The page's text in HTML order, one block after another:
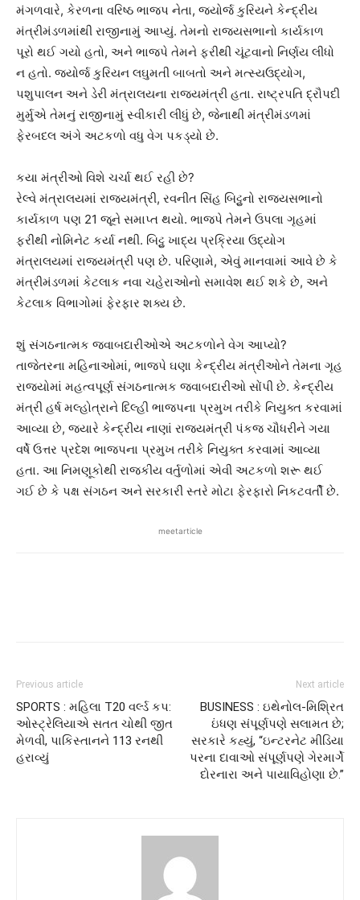
મંગળવારે, કેરળના વરિષ્ઠ ભાજપ નેતા, જ્યોર્જ કુરિયને કેન્દ્રીય
મંત્રીમંડળમાંથી રાજીનામું આપ્યું. તેમનો રાજ્યસભાનો કાર્યકાળ
પૂરો થઈ ગયો હતો, અને ભાજપે તેમને ફરીથી ચૂંટવાનો નિર્ણય લીધો
ન હતો. જ્યોર્જ કુરિયન લઘુમતી બાબતો અને મત્સ્યઉદ્યોગ,
પશુપાલન અને ડેરી મંત્રાલયના રાજ્યમંત્રી હતા. રાષ્ટ્રપતિ દ્રૌપદી
મુર્મુએ તેમનું રાજીનામું સ્વીકારી લીધું છે, જેનાથી મંત્રીમંડળમાં
ફેરબદલ અંગે અટકળો વધુ વેગ પકડ્યો છે.
કયા મંત્રીઓ વિશે ચર્ચા થઈ રહી છે?
રેલ્વે મંત્રાલયમાં રાજ્યમંત્રી, રવનીત સિંહ બિટ્ટુનો રાજ્યસભાનો
કાર્યકાળ પણ 21 જૂને સમાપ્ત થયો. ભાજપે તેમને ઉપલા ગૃહમાં
ફરીથી નોમિનેટ કર્યા નથી. બિટ્ટુ ખાદ્ય પ્રક્રિયા ઉદ્યોગ
મંત્રાલયમાં રાજ્યમંત્રી પણ છે. પરિણામે, એવું માનવામાં આવે છે કે
મંત્રીમંડળમાં કેટલાક નવા ચહેરાઓનો સમાવેશ થઈ શકે છે, અને
કેટલાક વિભાગોમાં ફેરફાર શક્ય છે.
શું સંગઠનાત્મક જવાબદારીઓએ અટકળોને વેગ આપ્યો?
તાજેતરના મહિનાઓમાં, ભાજપે ઘણા કેન્દ્રીય મંત્રીઓને તેમના ગૃહ
રાજ્યોમાં મહત્વપૂર્ણ સંગઠનાત્મક જવાબદારીઓ સોંપી છે. કેન્દ્રીય
મંત્રી હર્ષ મલ્હોત્રાને દિલ્હી ભાજપના પ્રમુખ તરીકે નિયુક્ત કરવામાં
આવ્યા છે, જ્યારે કેન્દ્રીય નાણાં રાજ્યમંત્રી પંકજ ચૌધરીને ગયા
વર્ષે ઉત્તર પ્રદેશ ભાજપના પ્રમુખ તરીકે નિયુક્ત કરવામાં આવ્યા
હતા. આ નિમણૂકોથી રાજકીય વર્તુળોમાં એવી અટકળો શરૂ થઈ
ગઈ છે કે પક્ષ સંગઠન અને સરકારી સ્તરે મોટા ફેરફારો નિકટવર્તી છે.
meetarticle
Previous article
SPORTS : મહિલા T20 વર્લ્ડ કપ:
ઓસ્ટ્રેલિયાએ સતત ચોથી જીત
મેળવી, પાકિસ્તાનને 113 રનથી
હરાવ્યું
Next article
BUSINESS : ઇથેનોલ-મિશ્રિત
ઇંધણ સંપૂર્ણપણે સલામત છે;
સરકારે કહ્યું, “ઇન્ટરનેટ મીડિયા
પરના દાવાઓ સંપૂર્ણપણે ગેરમાર્ગે
દોરનારા અને પાયાવિહોણા છે.”